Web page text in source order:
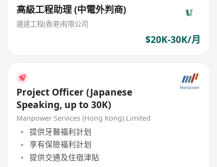
高級工程助理 (中電外判商)
運達工程(香港)有限公司
$20K-30K/月
Project Officer (Japanese
Speaking, up to 30K)
Manpower Services (Hong Kong) Limited
提供牙醫福利計划
享有保險福利計划
提供交通及住宿津貼